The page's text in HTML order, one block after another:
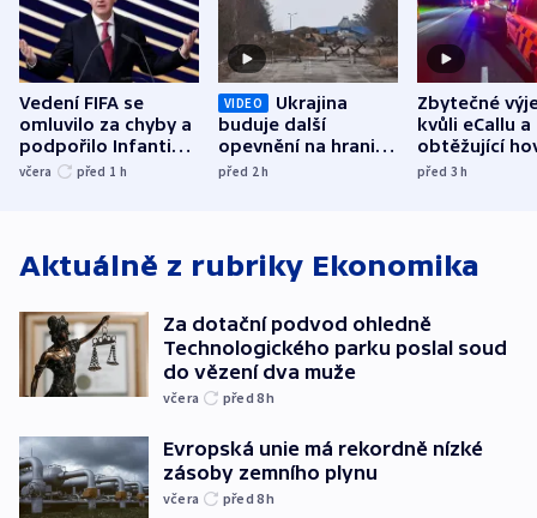
Vedení FIFA se
omluvilo za chyby a
podpořilo Infantina.
UEFA trvá na
včera před 1 h
VIDEO
Ukrajina
buduje další
opevnění na hranici
s Běloruskem
před 2h
Zbytečné
kvůli eCallu a
obtěžující
zdržují
před 3h
Aktuálně z rubriky Ekonomika
Za dotační podvod ohledně
Technologického parku poslal soud
do vězení dva muže
včera před 8h
Evropská unie má rekordně nízké
zásoby zemního plynu
včera před 8h